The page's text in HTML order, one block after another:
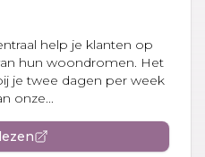
help je klanten op
hun woondromen. Het
je twee dagen per week
onze...